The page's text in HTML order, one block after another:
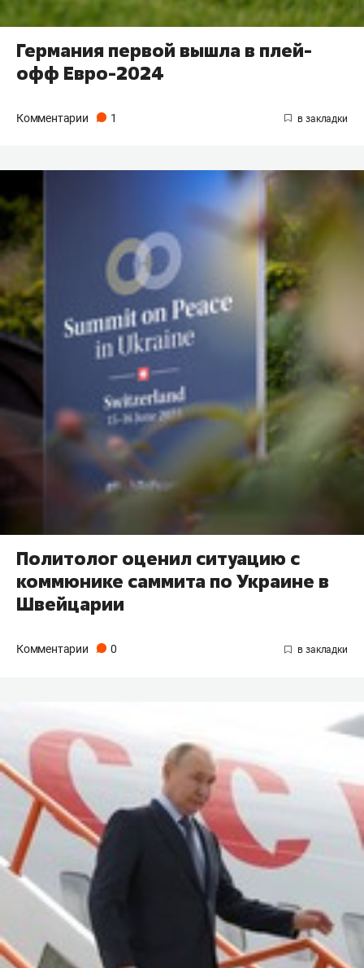
Германия первой вышла в плей-
офф Евро-2024
Комментарии 1
Политолог оценил ситуацию с
коммюнике саммита по Украине в
Швейцарии
Комментарии 0